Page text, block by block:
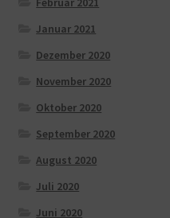
Januar 2021
Dezember 2020
November 2020
Oktober 2020
September 2020
August 2020
Juli 2020
Juni 2020